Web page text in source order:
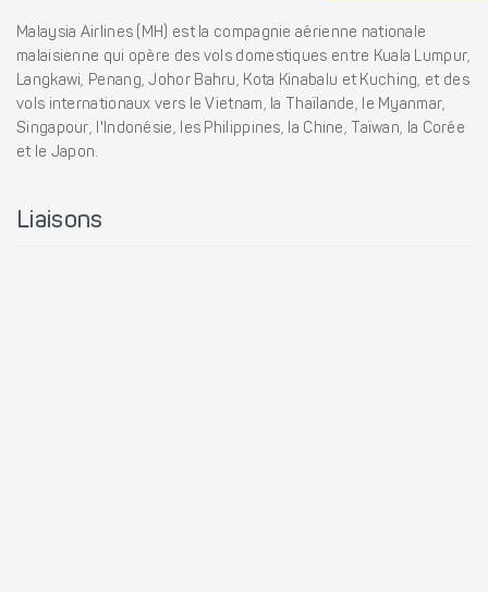
Malaysia Airlines (MH) est la compagnie aérienne nationale
malaisienne qui opère des vols domestiques entre Kuala Lumpur,
Langkawi, Penang, Johor Bahru, Kota Kinabalu et Kuching, et des
vols internationaux vers le Vietnam, la Thaïlande, le Myanmar,
Singapour, l'Indonésie, les Philippines, la Chine, Taïwan, la Corée
et le Japon.
Liaisons